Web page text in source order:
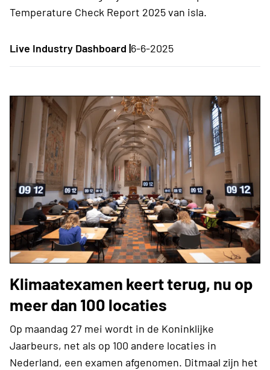
Temperature Check Report 2025 van isla.
Live Industry Dashboard |6-6-2025
Klimaatexamen keert terug, nu op
meer dan 100 locaties
Op maandag 27 mei wordt in de Koninklijke
Jaarbeurs, net als op 100 andere locaties in
Nederland, een examen afgenomen. Ditmaal zijn het